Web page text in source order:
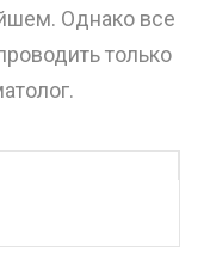
Однако все
только